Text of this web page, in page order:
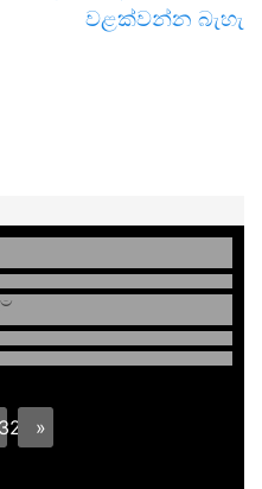
වළක්වන්න බැහැ
»